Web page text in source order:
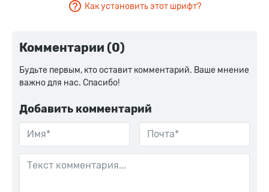
Как установить этот шрифт?
Комментарии (0)
Будьте первым, кто оставит комментарий. Ваше мнение
важно для нас. Спасибо!
Добавить комментарий